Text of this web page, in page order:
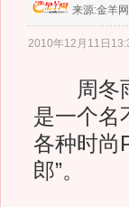
来源:金羊
2010年12月11日
周冬雨
是一个名
各种时尚
郎”。